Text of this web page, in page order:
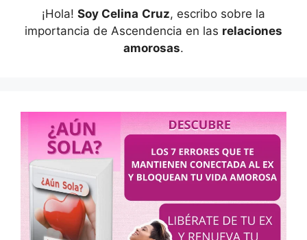
¡Hola! Soy Celina Cruz, escribo sobre la
importancia de Ascendencia en las relaciones
amorosas.